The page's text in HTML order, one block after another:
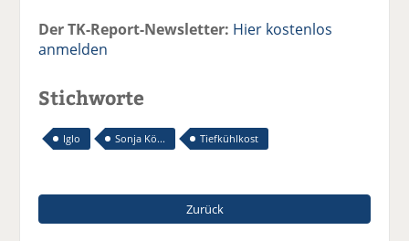
Der TK-Report-Newsletter: Hier kostenlos
anmelden
Stichworte
Iglo Sonja Kö... Tiefkühlkost
Zurück